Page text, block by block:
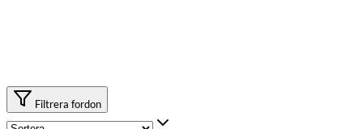
Filtrera fordon